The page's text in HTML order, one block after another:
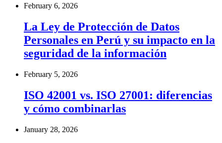
February 6, 2026
La Ley de Protección de Datos
Personales en Perú y su impacto en la
seguridad de la información
February 5, 2026
ISO 42001 vs. ISO 27001: diferencias
y cómo combinarlas
January 28, 2026